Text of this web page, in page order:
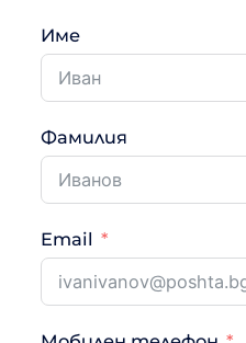
Име
Фамилия
Email